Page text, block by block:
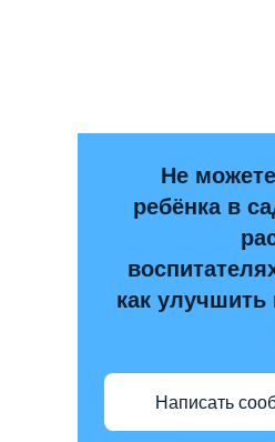
Не
ребёнка в
как улучшить
Написать